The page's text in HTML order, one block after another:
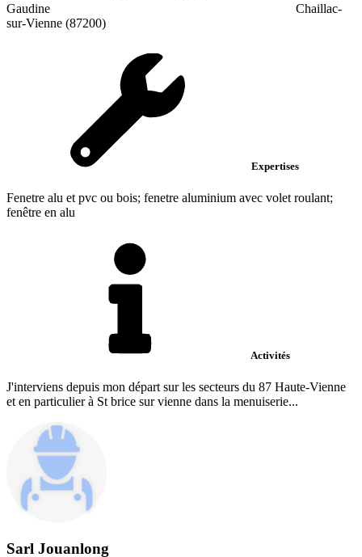
Gaudine
Chaillac-
sur-Vienne (87200)
Expertises
Fenetre alu et pvc ou bois; fenetre aluminium avec volet roulant;
fenêtre en alu
Activités
J'interviens depuis mon départ sur les secteurs du 87 Haute-Vienne
et en particulier à St brice sur vienne dans la menuiserie...
Sarl Jouanlong